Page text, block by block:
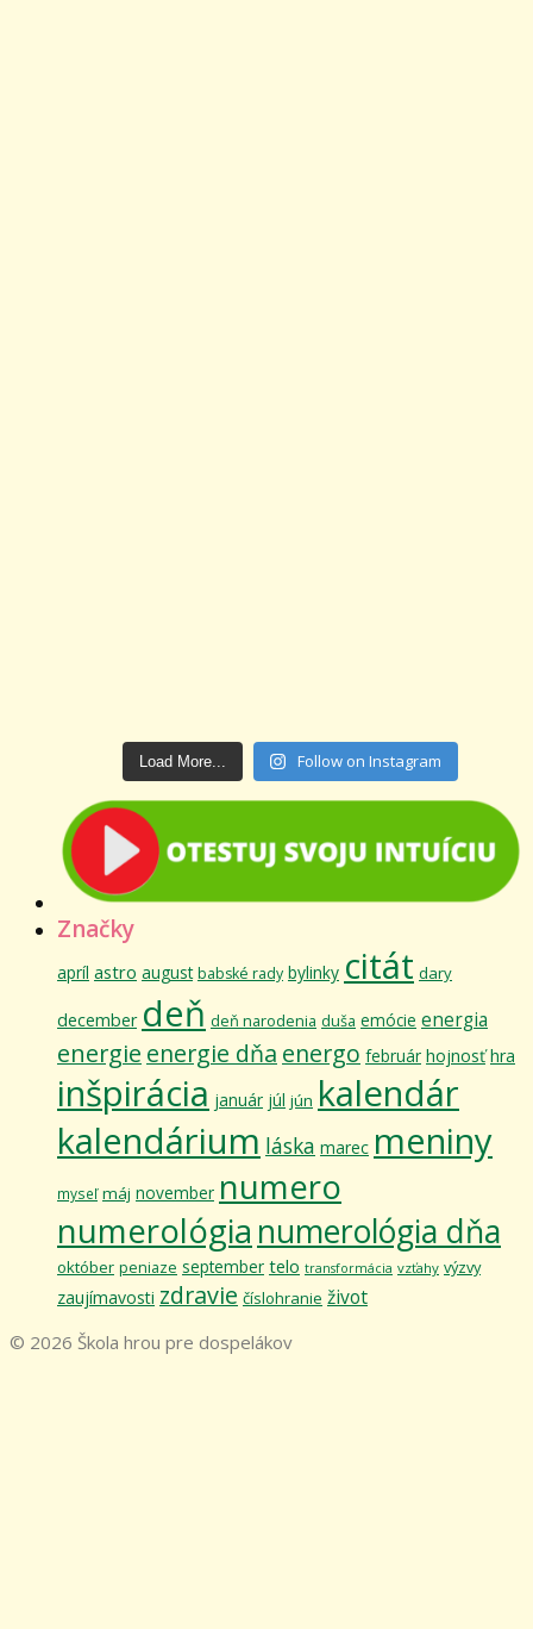
Load More... Follow on Instagram
Značky
apríl astro august babské rady bylinky citát dary
december deň deň narodenia duša emócie energia
energie energie dňa energo február hojnosť hra
inšpirácia január júl jún kalendár
kalendárium láska marec meniny
myseľ máj november numero
numerológia numerológia dňa
október peniaze september telo transformácia vzťahy výzvy
zaujímavosti zdravie číslohranie život
© 2026 Škola hrou pre dospelákov